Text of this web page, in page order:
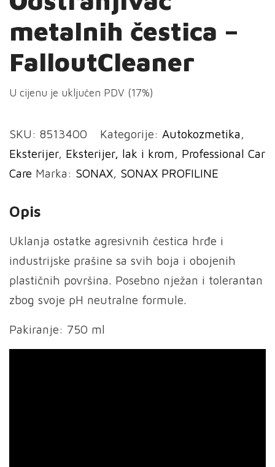
metalnih čestica –
FalloutCleaner
U cijenu je uključen PDV (17%)
SKU: 8513400 Kategorije: Autokozmetika,
Eksterijer, Eksterijer, lak i krom, Professional Car
Care Marka: SONAX, SONAX PROFILINE
Opis
Uklanja ostatke agresivnih čestica hrđe i
industrijske prašine sa svih boja i obojenih
plastičnih površina. Posebno nježan i tolerantan
zbog svoje pH neutralne formule.
Pakiranje: 750 ml